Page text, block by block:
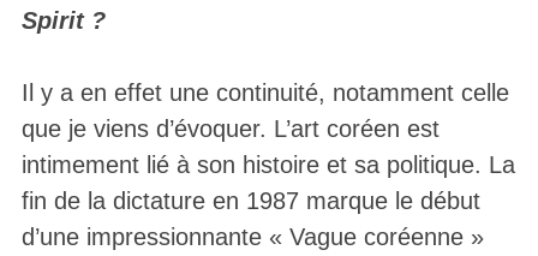
Spirit ?
Il y a en effet une continuité, notamment celle
que je viens d’évoquer. L’art coréen est
intimement lié à son histoire et sa politique. La
fin de la dictature en 1987 marque le début
d’une impressionnante « Vague coréenne »